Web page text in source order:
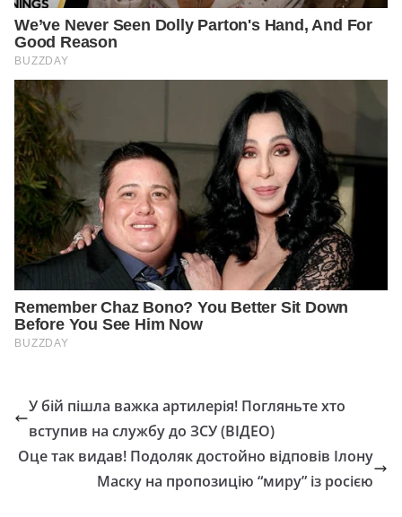
У бій пішла важка артилерія! Погляньте хто
вступив на службу до ЗСУ (ВІДЕО)
Оце так видав! Подоляк достойно відповів Ілону
Маску на пропозицію “миру” із росією